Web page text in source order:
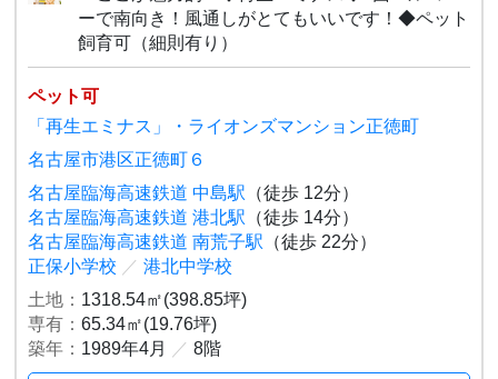
ーで南向き！風通しがとてもいいです！◆ペット
飼育可（細則有り）
ペット可
「再生エミナス」・ライオンズマンション正徳町
名古屋市港区正徳町６
名古屋臨海高速鉄道 中島駅 （徒歩 12分）
名古屋臨海高速鉄道 港北駅 （徒歩 14分）
名古屋臨海高速鉄道 南荒子駅 （徒歩 22分）
正保小学校 ／ 港北中学校
土地： 1318.54㎡(398.85坪)
専有：65.34㎡(19.76坪)
築年： 1989年4月 ／ 8階